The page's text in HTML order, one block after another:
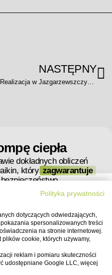
NASTĘPNY
Realizacja w Jazgarzewszczyźnie
ciepła
dokładnych obliczeń
który zagwarantuje
Polityka prywatności
dotyczących odwiedzających,
spersonalizowanych treści
na stronie internetowej.
cookie, których używamy,
reklam i pomiaru skuteczności
udostępniane Google LLC, więcej